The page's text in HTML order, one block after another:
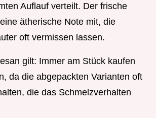
Auflauf verteilt. Der frische
ätherische Note mit, die
oft vermissen lassen.
gilt: Immer am Stück kaufen
da die abgepackten Varianten oft
die das Schmelzverhalten